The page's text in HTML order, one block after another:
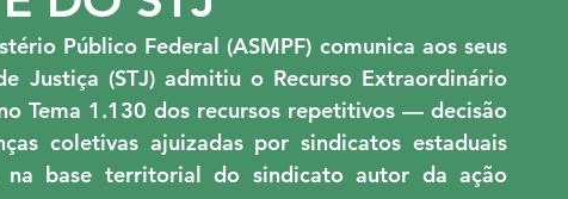
AL PMPU QUINTOS
Público Federal (ASMPF) comunica aos seus
Justiça (STJ) admitiu o Recurso Extraordinário
Tema 1.130 dos recursos repetitivos — decisão
na base territorial do sindicato autor da ação